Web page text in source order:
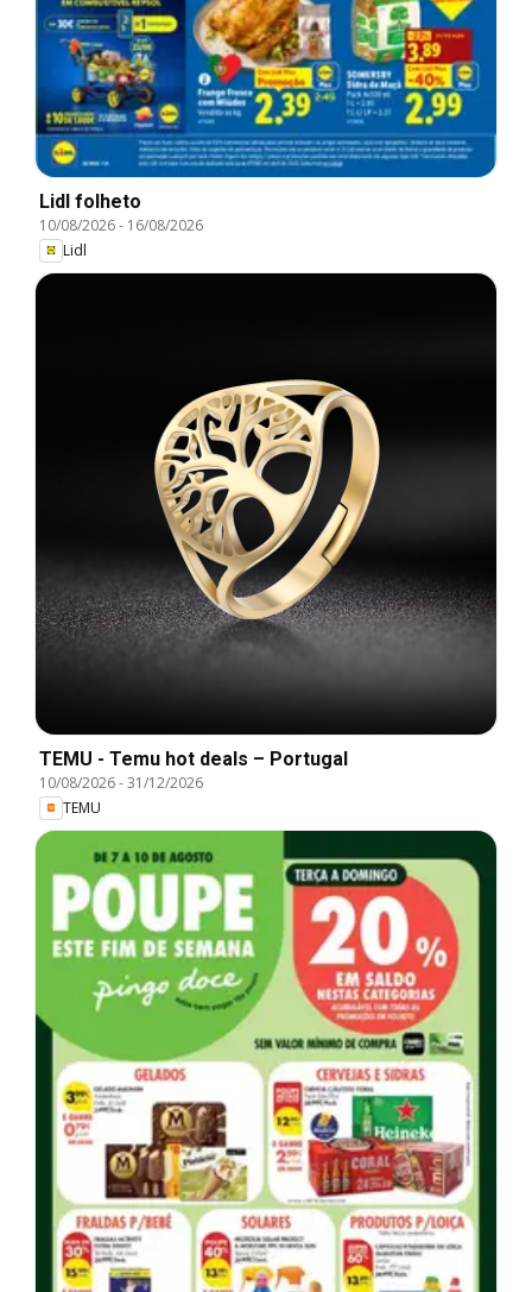
Lidl folheto
10/08/2026- 16/08/2026
Lidl
TEMU - Temu hot deals – Portugal
10/08/2026-31/12/2026
TEMU